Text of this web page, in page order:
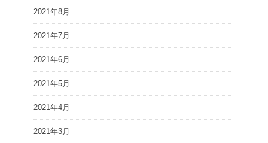
2021年8月
2021年7月
2021年6月
2021年5月
2021年4月
2021年3月